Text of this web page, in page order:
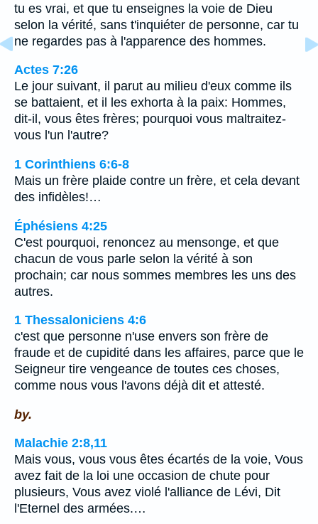
tu es vrai, et que tu enseignes la voie de Dieu
selon la vérité, sans t'inquiéter de personne, car tu
ne regardes pas à l'apparence des hommes.
Actes 7:26
Le jour suivant, il parut au milieu d'eux comme ils
se battaient, et il les exhorta à la paix: Hommes,
dit-il, vous êtes frères; pourquoi vous maltraitez-
vous l'un l'autre?
1 Corinthiens 6:6-8
Mais un frère plaide contre un frère, et cela devant
des infidèles!…
Éphésiens 4:25
C'est pourquoi, renoncez au mensonge, et que
chacun de vous parle selon la vérité à son
prochain; car nous sommes membres les uns des
autres.
1 Thessaloniciens 4:6
c'est que personne n'use envers son frère de
fraude et de cupidité dans les affaires, parce que le
Seigneur tire vengeance de toutes ces choses,
comme nous vous l'avons déjà dit et attesté.
by.
Malachie 2:8,11
Mais vous, vous vous êtes écartés de la voie, Vous
avez fait de la loi une occasion de chute pour
plusieurs, Vous avez violé l'alliance de Lévi, Dit
l'Eternel des armées.…